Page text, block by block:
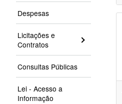
Despesas
Licitações e
Contratos
Consultas Públicas
Lei - Acesso a
Informação